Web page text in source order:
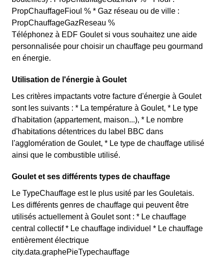
PropChauffageFioul % * Gaz réseau ou de ville :
PropChauffageGazReseau %
Téléphonez à EDF Goulet si vous souhaitez une aide
personnalisée pour choisir un chauffage peu gourmand
en énergie.
Utilisation de l'énergie à Goulet
Les critères impactants votre facture d'énergie à Goulet
sont les suivants : * La température à Goulet, * Le type
d'habitation (appartement, maison...), * Le nombre
d'habitations détentrices du label BBC dans
l'agglomération de Goulet, * Le type de chauffage utilisé
ainsi que le combustible utilisé.
Goulet et ses différents types de chauffage
Le TypeChauffage est le plus usité par les Gouletais.
Les différents genres de chauffage qui peuvent être
utilisés actuellement à Goulet sont : * Le chauffage
central collectif * Le chauffage individuel * Le chauffage
entièrement électrique
city.data.graphePieTypechauffage